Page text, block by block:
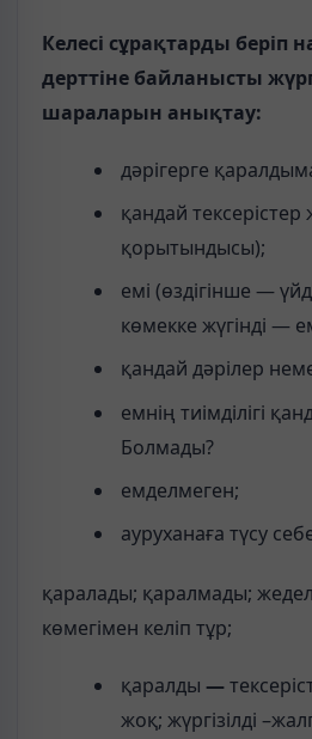
Келесі сұрақтарды беріп
дерттіне байланысты
шараларын анықтау:
дәрігерге
қандай тексерістер
қорытындысы);
емі (өздігінше —
көмекке жүгінді —
қандай дәрілер
емнің тиімділігі
Болмады?
емделмеген;
ауруханаға түсу
қаралады; қаралмады;
көмегімен келіп тұр;
қаралды —
жоқ; жүргізілді